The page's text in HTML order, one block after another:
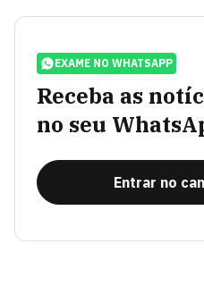
EXAME NO WHATSAPP
Receba as
no seu
Entrar no